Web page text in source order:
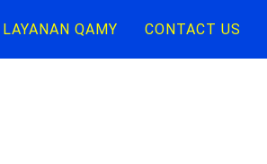
LAYANAN QAMY CONTACT US